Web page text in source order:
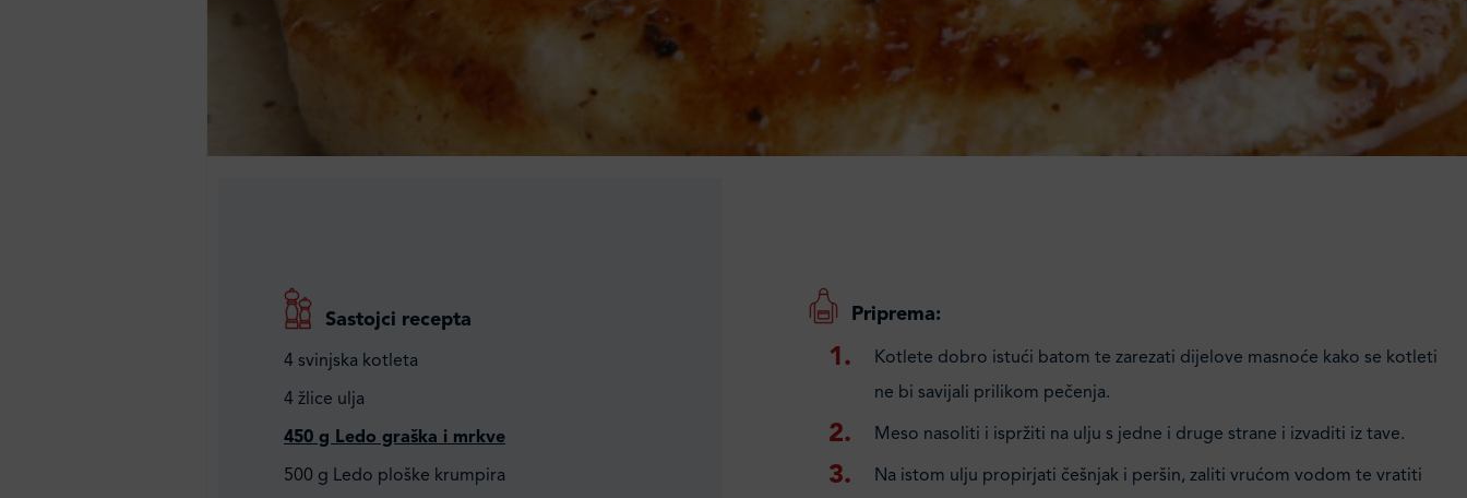
Sastojci recepta
4 svinjska kotleta
4 žlice ulja
450 g Ledo graška i mrkve
500 g Ledo ploške krumpira
Priprema:
Kotlete dobro istući batom te zarezati dijelove masnoće kako se kotleti
ne bi savijali prilikom pečenja.
Meso nasoliti i ispržiti na ulju s jedne i druge strane i izvaditi iz tave.
Na istom ulju propirjati češnjak i peršin, zaliti vrućom vodom te vratiti